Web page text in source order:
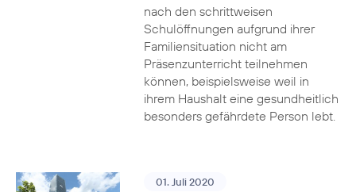
nach den schrittweisen
Schulöffnungen aufgrund ihrer
Familiensituation nicht am
Präsenzunterricht teilnehmen
können, beispielsweise weil in
ihrem Haushalt eine gesundheitlich
besonders gefährdete Person lebt.
01. Juli 2020